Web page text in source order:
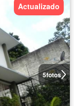
5fotos
Actualizado